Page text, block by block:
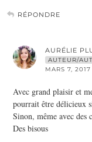
RÉPONDRE
AURÉLIE
AUTEUR/
MARS 7,
Avec grand plaisir et
pourrait être délicieux
Sinon, même avec des
Des bisous